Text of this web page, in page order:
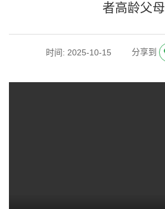
者高龄父母
时间: 2025-10-15 分享到